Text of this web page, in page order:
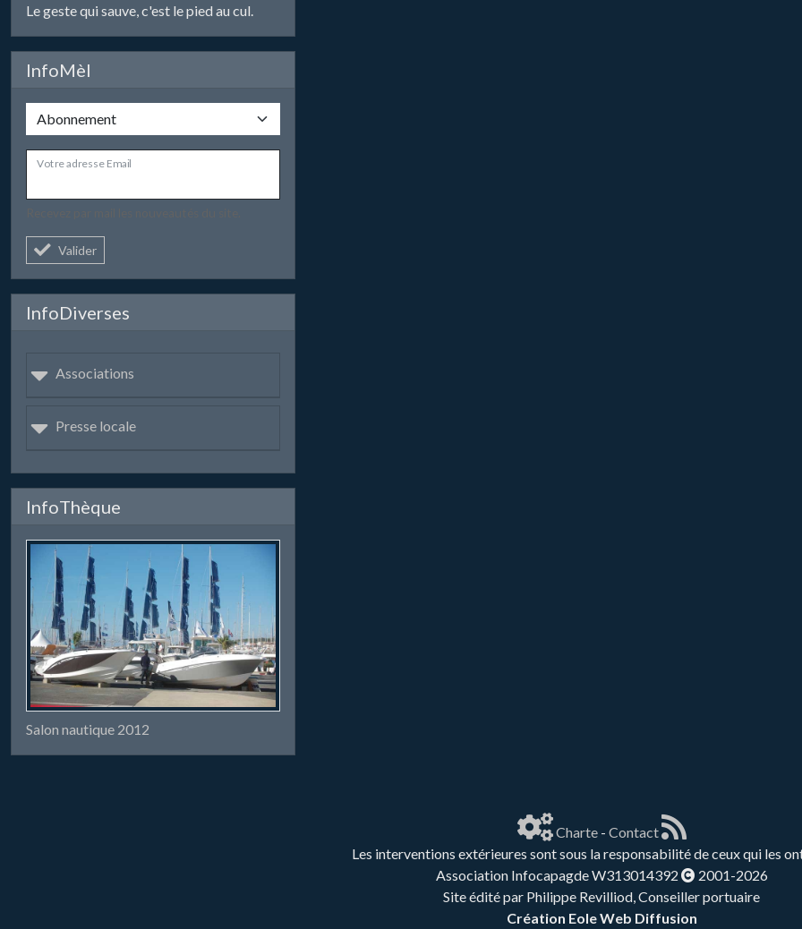
Le geste qui sauve, c'est le pied au cul.
InfoMèl
Votre adresse Email
Valider
InfoDiverses
Associations
Presse locale
InfoThèque
Salon nautique 2012
Charte- Contact
Les interventions extérieures sont sous la responsabilité de ceux qui les
Association Infocapagde W313014392
2001-2026
Site édité par Philippe Revilliod, Conseiller portuaire
Création Eole Web Diffusion